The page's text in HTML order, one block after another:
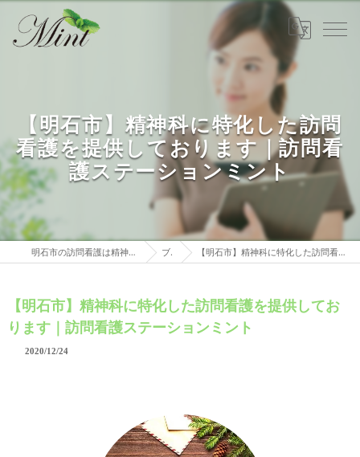
【明石市】精神科に特化した訪問
看護を提供しております｜訪問看
護ステーションミント
明石市の訪問看護は精神科特化 訪問看護ステーションミント ブログ 【明石市】精神科に特化した訪問看護を提供しております｜訪問看護ステーションミント
【明石市】精神科に特化した訪問看護を提供してお
ります｜訪問看護ステーションミント
2020/12/24